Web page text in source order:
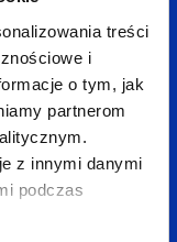
treści
i
o tym, jak
partnerom
z innymi danymi
podczas
nowej formuły
ankiety.
środowisko
akcji
pomagaliśmy